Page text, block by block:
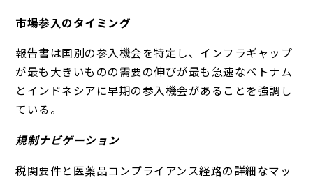
市場参入のタイミング
報告書は国別の参入機会を特定し、インフラギャップ
が最も大きいものの需要の伸びが最も急速なベトナム
とインドネシアに早期の参入機会があることを強調し
ている。
規制ナビゲーション
税関要件と医薬品コンプライアンス経路の詳細なマッ